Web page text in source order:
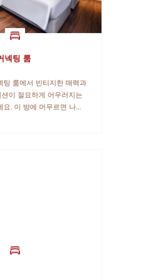
넥팅 룸
팅 룸에서 빈티지한 매력과
이 절묘하게 어우러지는
. 이 방에 머무르면 나트